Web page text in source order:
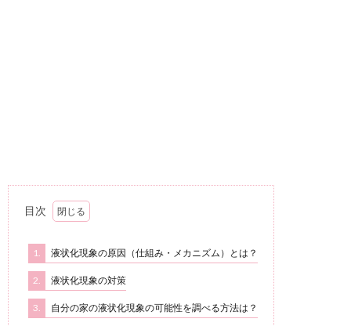
目次
1. 液状化現象の原因（仕組み・メカニズム）とは？
2. 液状化現象の対策
3. 自分の家の液状化現象の可能性を調べる方法は？